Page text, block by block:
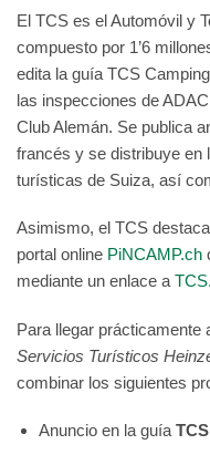
El TCS es el Automóvil y
compuesto por 1’6
edita la guía TCS
las inspecciones de
Club Alemán. Se publica
francés y se distribuye en
turísticas de Suiza, así
Asimismo, el TCS
portal online PiNCAMP.ch
mediante un enlace a
Para llegar prácticamente
Servicios Turísticos
combinar los siguientes
Anuncio en la guía TCS